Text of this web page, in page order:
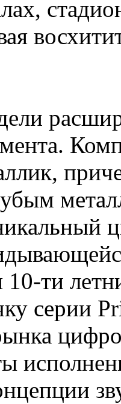
ти
серии